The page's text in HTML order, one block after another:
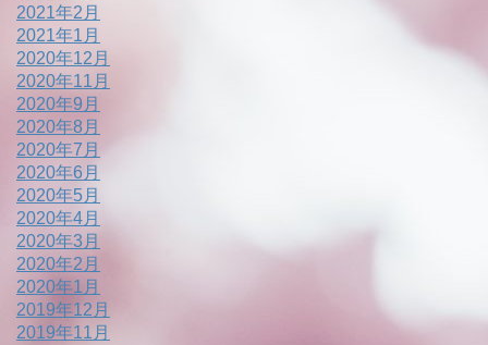
2021年2月
2021年1月
2020年12月
2020年11月
2020年9月
2020年8月
2020年7月
2020年6月
2020年5月
2020年4月
2020年3月
2020年2月
2020年1月
2019年12月
2019年11月